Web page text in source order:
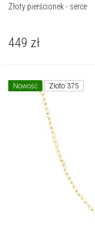
Złoty pierścionek - serce
449 zł
Nowość Złoto 375